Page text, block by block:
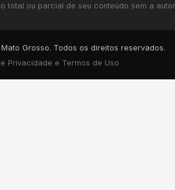
total ou parcial de seu conteúdo sem a
Grosso. Todos os direitos reservados.
Privacidade e Termos de Uso